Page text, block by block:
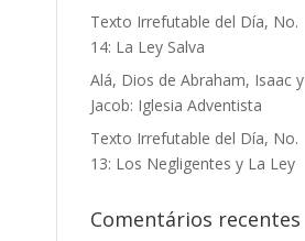
Texto Irrefutable del Día, No.
14: La Ley Salva
Alá, Dios de Abraham, Isaac y
Jacob: Iglesia Adventista
Texto Irrefutable del Día, No.
13: Los Negligentes y La Ley
Comentários recentes